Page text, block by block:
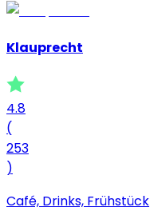
Klauprecht
4.8
(
253
)
Café, Drinks, Frühstück